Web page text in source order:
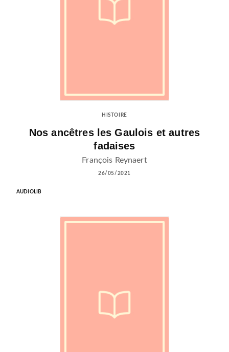
HISTOIRE
Nos ancêtres les Gaulois et autres
fadaises
François Reynaert
26/05/2021
AUDIOLIB